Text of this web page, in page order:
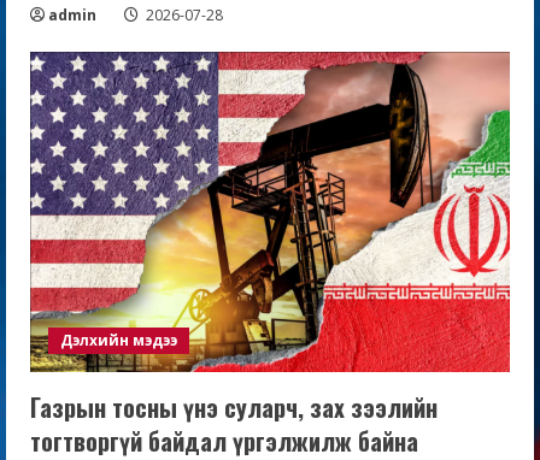
admin 2026-07-28
Дэлхийн мэдээ
Газрын тосны үнэ суларч, зах зээлийн
тогтворгүй байдал үргэлжилж байна